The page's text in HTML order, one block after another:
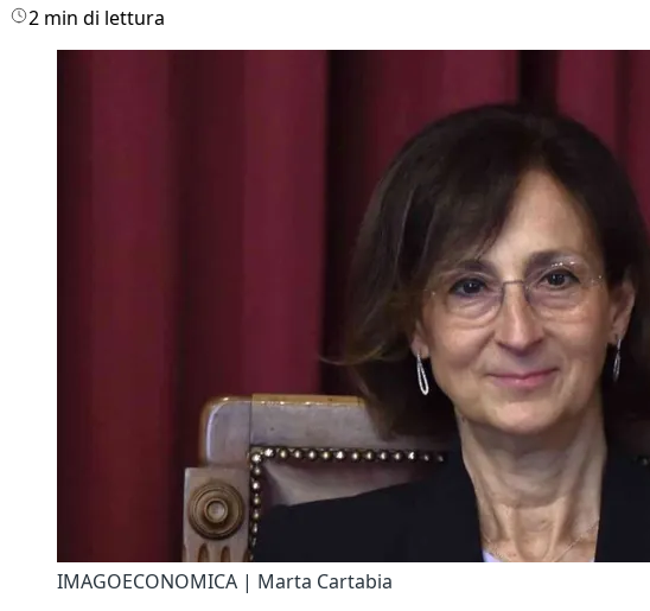
2 min di lettura
IMAGOECONOMICA | Marta Cartabia